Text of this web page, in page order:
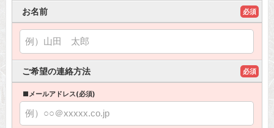
お名前 必須
ご希望の連絡方法 必須
■メールアドレス(必須)